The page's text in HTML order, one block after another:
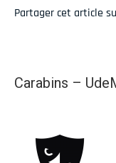
Partager cet article
Carabins –